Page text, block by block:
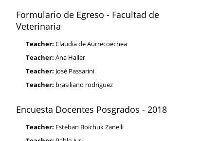
Formulario de Egreso - Facultad de
Veterinaria
Teacher: Claudia de Aurrecoechea
Teacher: Ana Haller
Teacher: José Passarini
Teacher: brasiliano rodriguez
Encuesta Docentes Posgrados - 2018
Teacher: Esteban Boichuk Zanelli